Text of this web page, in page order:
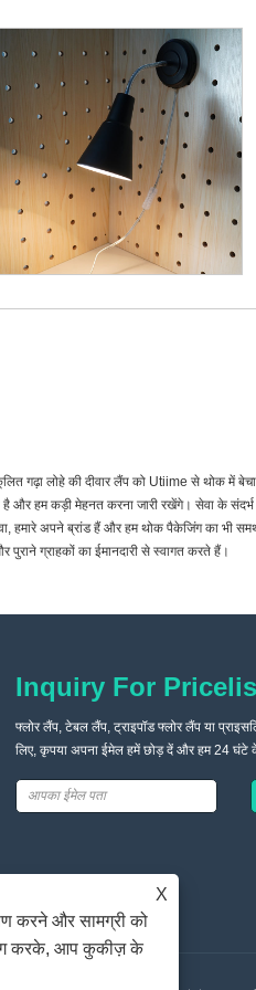
गढ़ा लोहे की दीवार लैंप को Utiime से थोक में
है और हम कड़ी मेहनत करना जारी रखेंगे। सेवा के
हमारे अपने ब्रांड हैं और हम थोक पैकेजिंग का भी
पुराने ग्राहकों का ईमानदारी से स्वागत करते हैं।
Inquiry For
फ्लोर लैंप, टेबल लैंप, ट्राइपॉड फ्लोर लैंप या
लिए, कृपया अपना ईमेल हमें छोड़ दें और हम 24 घंटे
सही फ्लोर लैंप कैसे चुनें और खरीदें?
फ्लोर लैंप को आमतौर पर सोफे के कोने
लैंप की लैंपशेड सामग्री विविधता में समृद्ध है,
X
करने और सामग्री को
करके, आप कुकीज़ के